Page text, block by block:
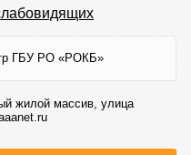
ГБУ РО «РОКБ»
жилой массив, улица